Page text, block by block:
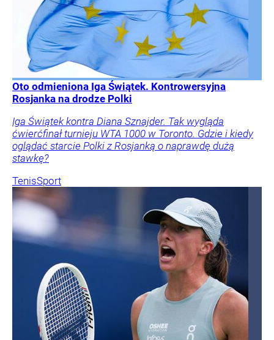
Oto odmieniona Iga Świątek. Kontrowersyjna
Rosjanka na drodze Polki
Iga Świątek kontra Diana Sznajder. Tak wygląda
ćwierćfinał turnieju WTA 1000 w Toronto. Gdzie i kiedy
oglądać starcie Polki z Rosjanką o naprawdę dużą
stawkę?
TenisSport